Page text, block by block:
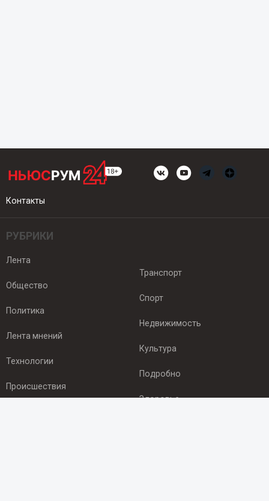
Контакты
РУБРИКИ
Лента
Общество
Политика
Лента мнений
Технологии
Происшествия
Транспорт
Спорт
Недвижимость
Культура
Подробно
Здоровье